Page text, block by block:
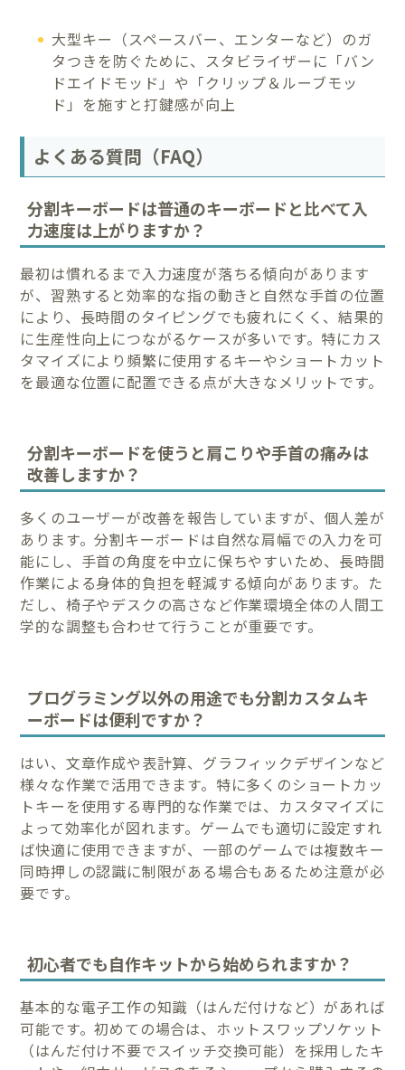
大型キー（スペースバー、エンターなど）のガ
タつきを防ぐために、スタビライザーに「バン
ドエイドモッド」や「クリップ＆ルーブモッ
ド」を施すと打鍵感が向上
よくある質問（FAQ）
分割キーボードは普通のキーボードと比べて入
力速度は上がりますか？
最初は慣れるまで入力速度が落ちる傾向があります
が、習熟すると効率的な指の動きと自然な手首の位置
により、長時間のタイピングでも疲れにくく、結果的
に生産性向上につながるケースが多いです。特にカス
タマイズにより頻繁に使用するキーやショートカット
を最適な位置に配置できる点が大きなメリットです。
分割キーボードを使うと肩こりや手首の痛みは
改善しますか？
多くのユーザーが改善を報告していますが、個人差が
あります。分割キーボードは自然な肩幅での入力を可
能にし、手首の角度を中立に保ちやすいため、長時間
作業による身体的負担を軽減する傾向があります。た
だし、椅子やデスクの高さなど作業環境全体の人間工
学的な調整も合わせて行うことが重要です。
プログラミング以外の用途でも分割カスタムキ
ーボードは便利ですか？
はい、文章作成や表計算、グラフィックデザインなど
様々な作業で活用できます。特に多くのショートカッ
トキーを使用する専門的な作業では、カスタマイズに
よって効率化が図れます。ゲームでも適切に設定すれ
ば快適に使用できますが、一部のゲームでは複数キー
同時押しの認識に制限がある場合もあるため注意が必
要です。
初心者でも自作キットから始められますか？
基本的な電子工作の知識（はんだ付けなど）があれば
可能です。初めての場合は、ホットスワップソケット
（はんだ付け不要でスイッチ交換可能）を採用したキ